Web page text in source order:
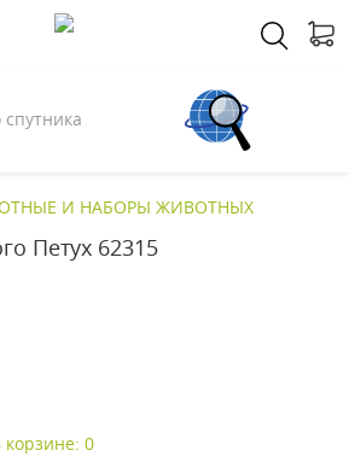
И НАБОРЫ ЖИВОТНЫХ
Петух 62315
корзине: 0